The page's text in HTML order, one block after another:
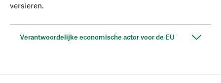
versieren.
Verantwoordelijke economische actor voor de EU